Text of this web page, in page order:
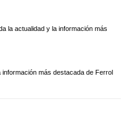
la actualidad y la información más
información más destacada de Ferrol